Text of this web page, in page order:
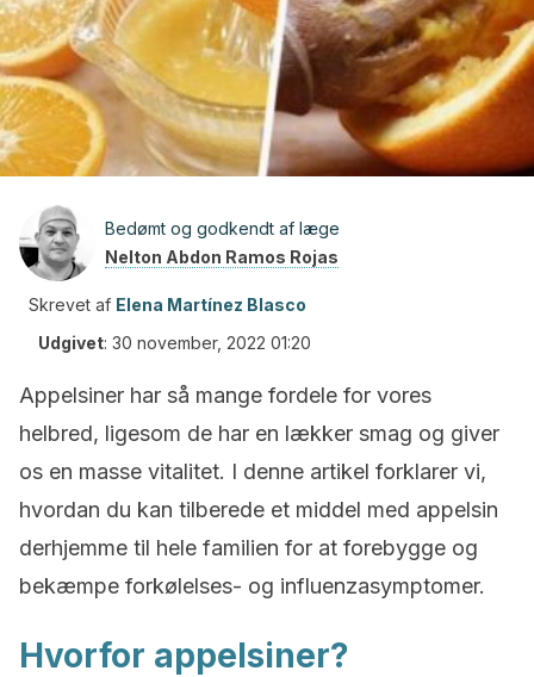
Bedømt og godkendt af læge
Nelton Abdon Ramos Rojas
Skrevet af Elena Martínez Blasco
Udgivet: 30 november, 2022 01:20
Appelsiner har så mange fordele for vores
helbred, ligesom de har en lækker smag og giver
os en masse vitalitet. I denne artikel forklarer vi,
hvordan du kan tilberede et middel med appelsin
derhjemme til hele familien for at forebygge og
bekæmpe forkølelses- og influenzasymptomer.
Hvorfor appelsiner?